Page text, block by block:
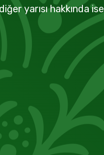
yarısı hakkında ise